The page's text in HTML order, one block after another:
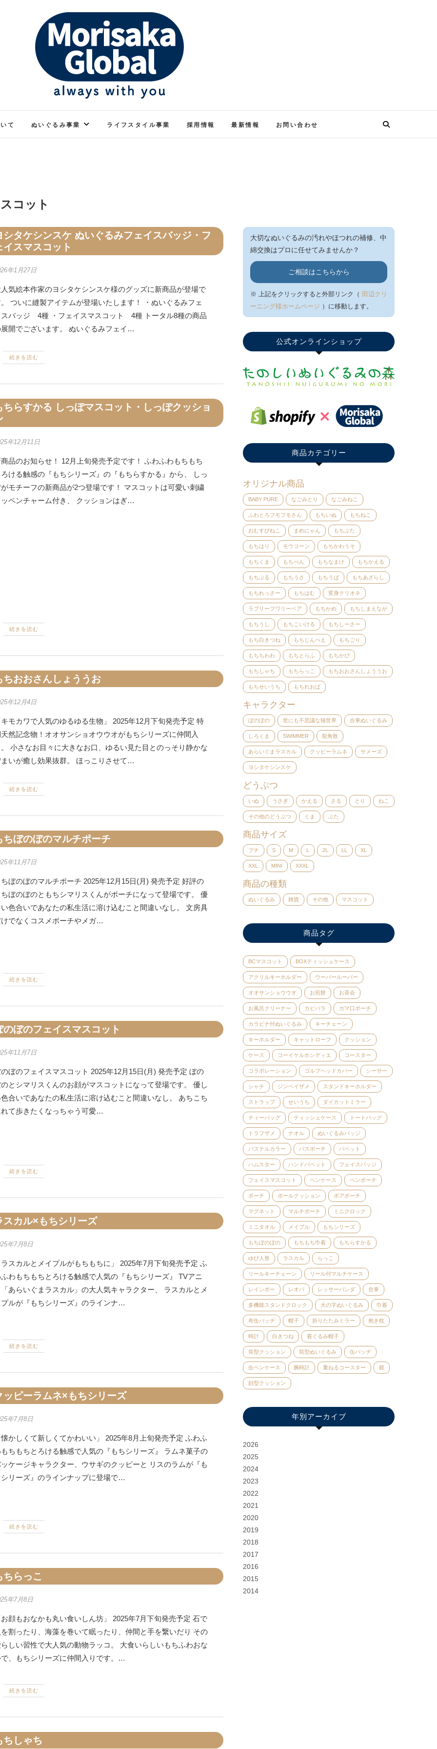
リサカグローバル
て ぬいぐるみ事業 ライフスタイル事業 採用情報 最新情報 お問い合わせ
コット
シタケシンスケ ぬいぐるみフェイスバッジ・フ
イスマスコット
年1月27日
気絵本作家のヨシタケシンスケ様のグッズに新商品が登場で
ついに縫製アイテムが登場いたします！ ・ぬいぐるみフェ
バッジ 4種 ・フェイスマスコット 4種 トータル8種の商品
開でございます。 ぬいぐるみフェイ…
続きを読む
ちらすかる しっぽマスコット・しっぽクッショ
年12月11日
品のお知らせ！ 12月上旬発売予定です！ ふわふわもちもち
ける触感の『もちシリーズ』の『もちらすかる』から、 しっ
モチーフの新商品が2つ登場です！ マスコットは可愛い刺繍
ペンチャーム付き、 クッションはぎ…
続きを読む
ちおおさんしょううお
年12月4日
モカワで人気のゆるゆる生物」 2025年12月下旬発売予定 特
然記念物！オオサンショオウウオがもちシリーズに仲間入
小さなお目々に大きなお口、ゆるい見た目とのっそり静かな
いが癒し効果抜群。 ほっこりさせて…
続きを読む
ちぼのぼのマルチポーチ
年11月7日
ぼのぼのマルチポーチ 2025年12月15日(月) 発売予定 好評の
ぼのぼのともちシマリスくんがポーチになって登場です。 優
色合いであなたの私生活に溶け込むこと間違いなし。 文房具
でなくコスメポーチやメガ…
続きを読む
のぼのフェイスマスコット
年11月7日
ぼのフェイスマスコット 2025年12月15日(月) 発売予定 ぼの
とシマリスくんのお顔がマスコットになって登場です。 優し
合いであなたの私生活に溶け込むこと間違いなし。 あちこち
て歩きたくなっちゃう可愛…
続きを読む
スカル×もちシリーズ
年7月8日
スカルとメイプルがもちもちに」 2025年7月下旬発売予定 ふ
わもちもちとろける触感で人気の『もちシリーズ』 TVアニ
あらいぐまラスカル」の大人気キャラクター、 ラスカルとメ
ルが『もちシリーズ』のラインナ…
続きを読む
ッピーラムネ×もちシリーズ
年7月8日
かしくて新しくてかわいい」 2025年8月上旬発売予定 ふわふ
ちもちとろける触感で人気の『もちシリーズ』 ラムネ菓子の
ケージキャラクター、ウサギのクッピーと リスのラムが『も
リーズ』のラインナップに登場で…
続きを読む
ちらっこ
年7月8日
顔もおなかも丸い食いしん坊」 2025年7月下旬発売予定 石で
割ったり、海藻を巻いて眠ったり、仲間と手を繋いだり その
しい習性で大人気の動物ラッコ。 大食いらしいもちふわおな
、もちシリーズに仲間入りです。…
続きを読む
ちしゃち
大切なぬいぐるみの汚れやほつれの補修、中
綿交換はプロに任せてみませんか？
ご相談はこちらから
※ 上記をクリックすると外部リンク（ 田辺クリ
ーニング様ホームページ ）に移動します。
公式オンラインショップ
商品カテゴリー
オリジナル商品
BABY PURE なごみとり なごみねこ
ふわとろフモフモさん もちいぬ もちねこ
おむすびねこ まめにゃん もちぶた
もちはり モウコーン もちかわうそ
もちくま もちぺん もちなまけ もちかえる
もちぶる もちうさ もちうぱ もちあざらし
もちれっさー もちはむ 変身クリオネ
ラブリーフワリーベア もちかめ もちしまえなが
もちうし もちこいける もちしーさー
もち白きつね もちじんべえ もちごり
もちちわわ もちとらふ もちかぴ
もちしゃち もちらっこ もちおおさんしょううお
もちせいうち もちれおぱ
キャラクター
ぼのぼの 世にも不思議な猫世界 合掌ぬいぐるみ
しろくま SWIMMER 龍角散
あらいぐまラスカル クッピーラムネ サメーズ
ヨシタケシンスケ
どうぶつ
いぬ うさぎ かえる さる とり ねこ
その他のどうぶつ くま ぶた
商品サイズ
プチ S M L 2L LL XL
XXL MINI XXXL
商品の種類
ぬいぐるみ 雑貨 その他 マスコット
商品タグ
BCマスコット BOXティッシュケース
アクリルキーホルダー ウーパールーパー
オオサンショウウオ お煎餅 お茶会
お風呂クリーナー カピバラ ガマ口ポーチ
カラビナ付ぬいぐるみ キーチェーン
キーホルダー キャットローフ クッション
ケース コーイケルホンディエ コースター
コラボレーション ゴルフヘッドカバー シーサー
シャチ ジンベイザメ スタンドキーホルダー
ストラップ せいうち ダイカットミラー
ティーバッグ ティッシュケース トートバッグ
トラフザメ ナオル ぬいぐるみバッジ
パステルカラー パスポーチ パペット
ハムスター ハンドパペット フェイスバッジ
フェイスマスコット ペンケース ペンポーチ
ポーチ ボールクッション ボアポーチ
マグネット マルチポーチ ミニクロック
ミニタオル メイプル もちシリーズ
もちぼのぼの もちもち巾着 もちらすかる
ゆび人形 ラスカル らっこ
リールキーチェーン リール付マルチケース
レインボー レオパ レッサーパンダ 合掌
多機能スタンドクロック 大の字ぬいぐるみ 巾着
布缶バッヂ 帽子 折りたたみミラー 抱き枕
時計 白きつね 着ぐるみ帽子
筒型クッション 筒型ぬいぐるみ 缶バッヂ
缶ペンケース 腕時計 重ねるコースター 鏡
顔型クッション
年別アーカイブ
2026
2025
2024
2023
2022
2021
2020
2019
2018
2017
2016
2015
2014